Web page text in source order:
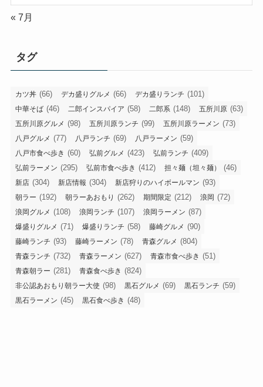
« 7月
タグ
カツ丼 (66) デカ盛りグルメ (66) デカ盛りランチ (101)
中華そば (46) 二郎インスパイア (58) 二郎系 (148) 五所川原 (63)
五所川原グルメ (98) 五所川原ランチ (99) 五所川原ラーメン (73)
八戸グルメ (77) 八戸ランチ (69) 八戸ラーメン (59)
八戸市食べ歩き (60) 弘前グルメ (423) 弘前ランチ (409)
弘前ラーメン (295) 弘前市食べ歩き (412) 担々麺（坦々麺） (46)
新店 (304) 新店情報 (304) 新店狩りのハイボールマン (93)
朝ラー (192) 朝ラーあおもり (262) 期間限定 (212) 浪岡 (72)
浪岡グルメ (108) 浪岡ランチ (107) 浪岡ラーメン (87)
爆盛りグルメ (71) 爆盛りランチ (58) 藤崎グルメ (90)
藤崎ランチ (93) 藤崎ラーメン (78) 青森グルメ (804)
青森ランチ (732) 青森ラーメン (627) 青森市食べ歩き (51)
青森朝ラー (281) 青森食べ歩き (824)
非公認あおもり朝ラー大使 (98) 黒石グルメ (69) 黒石ランチ (59)
黒石ラーメン (45) 黒石食べ歩き (48)